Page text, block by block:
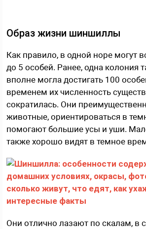
Образ жизни шиншиллы
Как правило, в одной норе могут
до 5 особей. Ранее, одна колония
вполне могла достигать 100
временем их численность
сократилась. Они
животные, ориентироваться в
помогают большие усы и уши.
также хорошо видят в темное
Они отлично лазают по скалам, в